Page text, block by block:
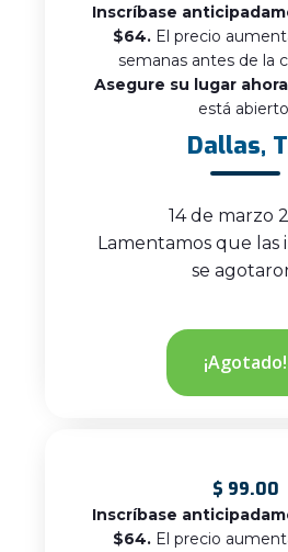
Inscríbase
$64. El precio
semanas antes de la
Asegure su lugar
está
Dallas,
14 de marzo
Lamentamos que las
se
¡Agotado!
$ 99.00
Inscríbase
$64. El precio